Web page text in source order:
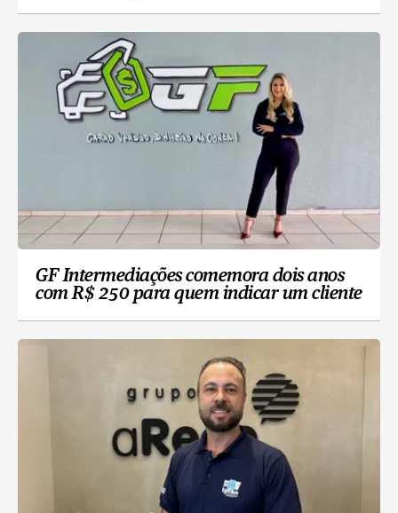
GF Intermediações comemora dois anos
com R$ 250 para quem indicar um cliente